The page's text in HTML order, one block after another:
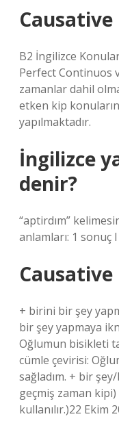
Causative
B2 İngilizce
Perfect Continuos
zamanlar dahil
etken kip
yapılmaktadır.
İngilizce
denir?
“aptirdım”
anlamları: 1 sonuç
Causative
+ birini bir şey
bir şey yapmaya
Oğlumun bisikleti
cümle çevirisi:
sağladım. + bir
geçmiş zaman
kullanılır.)22 Ekim